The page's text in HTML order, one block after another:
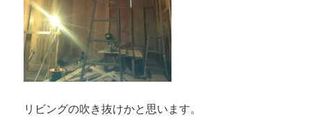
リビングの吹き抜けかと思います。